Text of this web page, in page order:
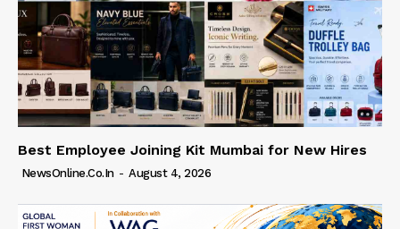
Best Employee Joining Kit Mumbai for New Hires
NewsOnline.co.in - August 4, 2026